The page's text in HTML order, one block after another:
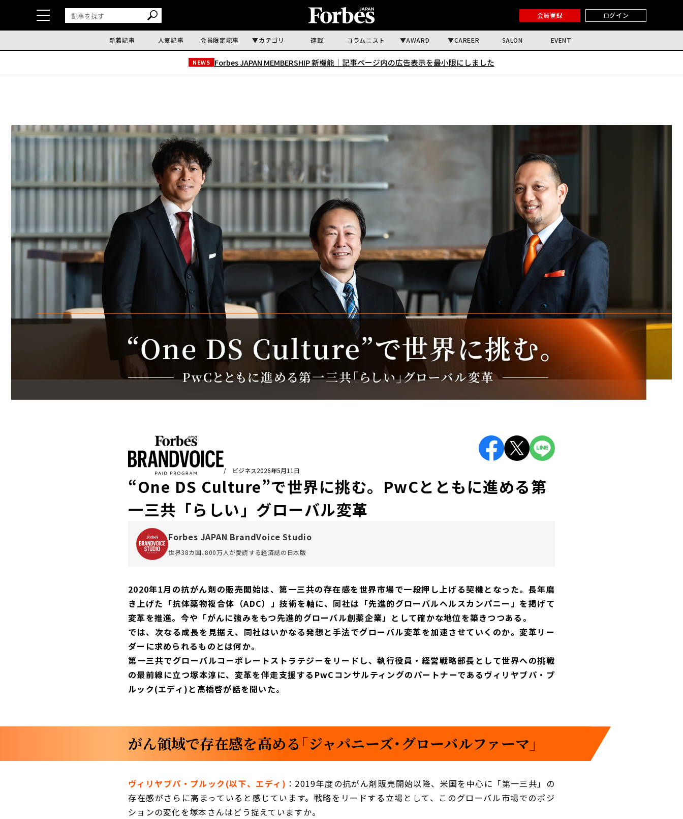
会員登録 ログイン
新着記事 人気記事 会員限定記事 カテゴリ 連載 コラムニスト AWARD CAREER SALON EVENT
NEWS Forbes JAPAN MEMBERSHIP 新機能｜ 記事ページ内の広告表示を最小限にしました
/ ビジネス2026年5月11日
“One DS Culture”で世界に挑む。PwCとともに進める第
一三共「らしい」グローバル変革
Forbes JAPAN BrandVoice Studio
世界38カ国､800万人が愛読する経済誌の日本版
2020年1月の抗がん剤の販売開始は、第一三共の存在感を世界市場で一段押し上げる契機となった。長年磨
き上げた「抗体薬物複合体（ADC）」技術を軸に、同社は「先進的グローバルヘルスカンパニー」を掲げて
変革を推進。今や「がんに強みをもつ先進的グローバル創薬企業」として確かな地位を築きつつある。
では、次なる成長を見据え、同社はいかなる発想と手法でグローバル変革を加速させていくのか。変革リー
ダーに求められるものとは何か。
第一三共でグローバルコーポレートストラテジーをリードし、執行役員・経営戦略部長として世界への挑戦
の最前線に立つ塚本淳に、変革を伴走支援するPwCコンサルティングのパートナーであるヴィリヤブパ・プ
ルック(エディ)と高橋啓が話を聞いた。
がん領域で存在感を高める「ジャパニーズ・グローバルファーマ」
ヴィリヤブパ・プルック(以下、エディ) ：2019年度の抗がん剤販売開始以降、米国を中心に「第一三共」の
存在感がさらに高まっていると感じています。戦略をリードする立場として、このグローバル市場でのポジ
ションの変化を塚本さんはどう捉えていますか。